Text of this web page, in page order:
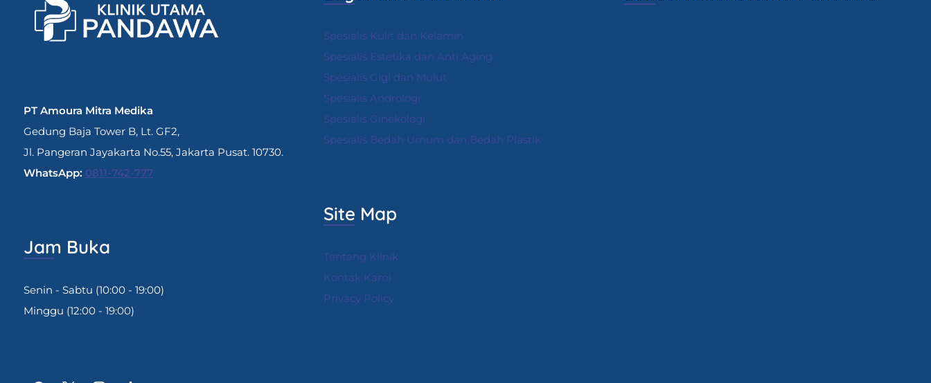
PT Amoura Mitra Medika
Gedung Baja Tower B, Lt. GF2,
Jl. Pangeran Jayakarta No.55, Jakarta Pusat. 10730.
WhatsApp: 0811-742-777
Jam Buka
Senin - Sabtu (10:00 - 19:00)
Minggu (12:00 - 19:00)
Spesialis Kulit dan Kelamin
Spesialis Estetika dan Anti Aging
Spesialis Gigi dan Mulut
Spesialis Andrologi
Spesialis Ginekologi
Spesialis Bedah Umum dan Bedah Plastik
Site Map
Tentang Klinik
Kontak Kami
Privacy Policy